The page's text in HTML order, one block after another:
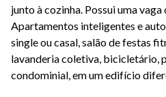
junto à cozinha. Possui uma
Apartamentos inteligentes e
single ou casal, salão de festas
lavanderia coletiva, bicicletário,
condominial, em um edifício